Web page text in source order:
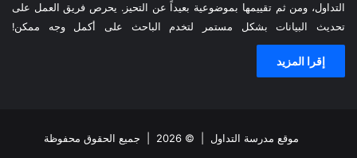
التداول، ومن ثم تقييمها بموضوعية بعيداً عن التحيز. يحرص فريق العمل على
تحديث البيانات بشكل مستمر لتخدم الباحث على أكمل وجه ممكن!
إقرا المزيد
موقع مدرسة التداول | © 2026 | جميع الحقوق محفوظة